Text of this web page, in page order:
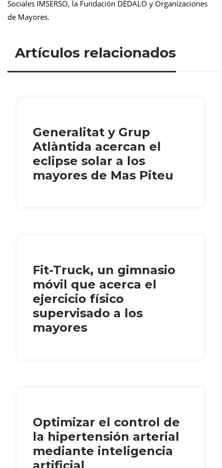
Sociales IMSERSO, la Fundación DÉDALO y Organizaciones
de Mayores.
Artículos relacionados
Generalitat y Grup
Atlàntida acercan el
eclipse solar a los
mayores de Mas Piteu
Fit-Truck, un gimnasio
móvil que acerca el
ejercicio físico
supervisado a los
mayores
Optimizar el control de
la hipertensión arterial
mediante inteligencia